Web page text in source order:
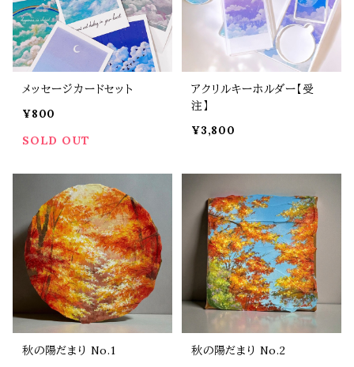
メッセージカードセット
¥800
SOLD OUT
アクリルキーホルダー【受
注】
¥3,800
秋の陽だまり No.1
秋の陽だまり No.2